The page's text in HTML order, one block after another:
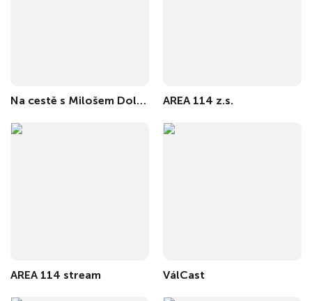
Na cestě s Milošem Doležalem AREA 114 z.s.
AREA 114 stream VálCast